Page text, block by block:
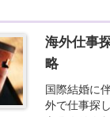
海外仕事
略
国際結婚に
外で仕事探